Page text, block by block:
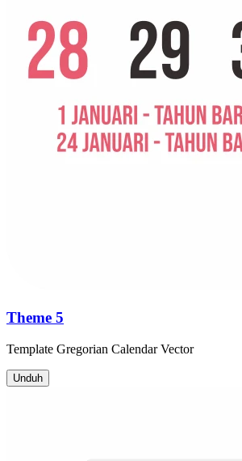
Theme 5
Template Gregorian CalendarVector
Unduh